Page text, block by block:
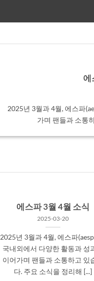
에
2025년 3월과 4월, 에스파
가며 팬들과 소통
에스파 3월 4월 소식
2025-03-20
2025년 3월과 4월, 에스파
국내외에서 다양한 활동과 성
이어가며 팬들과 소통하고 있
다. 주요 소식을 정리해 [...]